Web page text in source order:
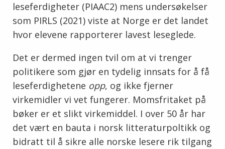
leseferdigheter (PIAAC2) mens undersøkelser
som PIRLS (2021) viste at Norge er det landet
hvor elevene rapporterer lavest leseglede.
Det er dermed ingen tvil om at vi trenger
politikere som gjør en tydelig innsats for å få
leseferdighetene opp, og ikke fjerner
virkemidler vi vet fungerer. Momsfritaket på
bøker er et slikt virkemiddel. I over 50 år har
det vært en bauta i norsk litteraturpoltikk og
bidratt til å sikre alle norske lesere rik tilgang